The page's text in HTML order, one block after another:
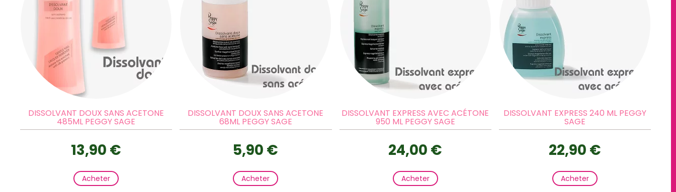
DISSOLVANT DOUX SANS ACETONE
485ML PEGGY SAGE
13,90 €
Acheter
DISSOLVANT DOUX SANS ACETONE
68ML PEGGY SAGE
5,90 €
Acheter
DISSOLVANT EXPRESS AVEC ACÉTONE
950 ML PEGGY SAGE
24,00 €
Acheter
DISSOLVANT EXPRESS 240 ML PEGGY
SAGE
22,90 €
Acheter